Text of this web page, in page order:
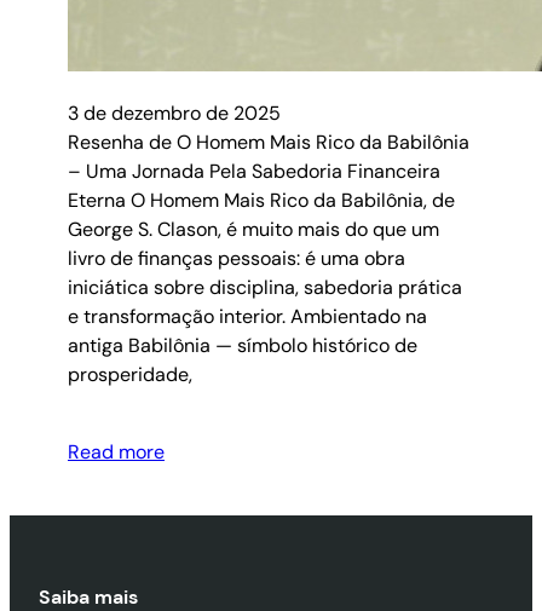
3 de dezembro de 2025
Resenha de O Homem Mais Rico da Babilônia
– Uma Jornada Pela Sabedoria Financeira
Eterna O Homem Mais Rico da Babilônia, de
George S. Clason, é muito mais do que um
livro de finanças pessoais: é uma obra
iniciática sobre disciplina, sabedoria prática
e transformação interior. Ambientado na
antiga Babilônia — símbolo histórico de
prosperidade,
Read more
Saiba mais